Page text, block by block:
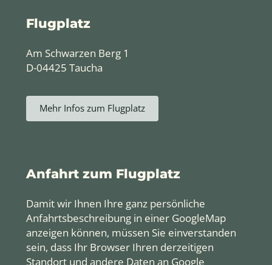
Anfahrt zum Flugplatz
Damit wir Ihnen Ihre ganz persönliche
Anfahrtsbeschreibung in einer GoogleMap
anzeigen können, müssen Sie einverstanden
sein, dass Ihr Browser Ihren derzeitigen
Standort und andere Daten an Google
Flugplatz
Am Schwarzen Berg 1
D-04425 Taucha
Mehr Infos zum Flugplatz